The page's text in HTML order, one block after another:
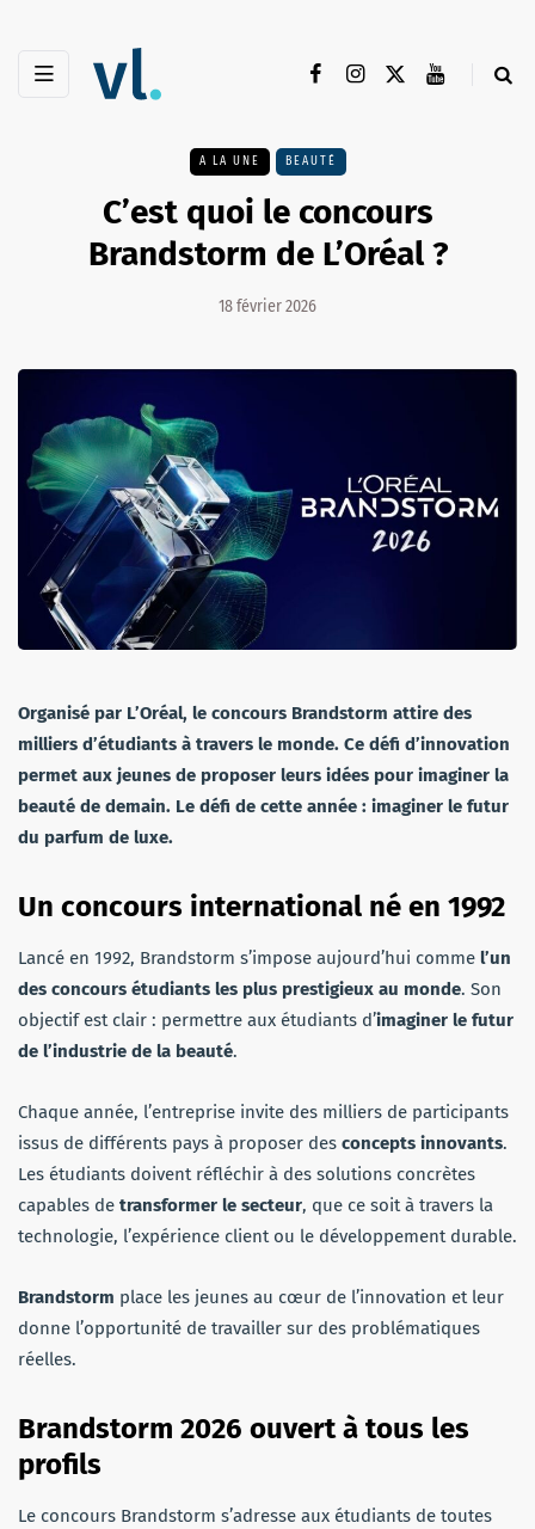
A LA UNE BEAUTÉ
C’est quoi le concours
Brandstorm de L’Oréal ?
18 février 2026
Organisé par L’Oréal, le concours Brandstorm attire des
milliers d’étudiants à travers le monde. Ce défi d’innovation
permet aux jeunes de proposer leurs idées pour imaginer la
beauté de demain. Le défi de cette année : imaginer le futur
du parfum de luxe.
Un concours international né en 1992
Lancé en 1992, Brandstorm s’impose aujourd’hui comme l’un
des concours étudiants les plus prestigieux au monde. Son
objectif est clair : permettre aux étudiants d’imaginer le futur
de l’industrie de la beauté.
Chaque année, l’entreprise invite des milliers de participants
issus de différents pays à proposer des concepts innovants.
Les étudiants doivent réfléchir à des solutions concrètes
capables de transformer le secteur, que ce soit à travers la
technologie, l’expérience client ou le développement durable.
Brandstorm place les jeunes au cœur de l’innovation et leur
donne l’opportunité de travailler sur des problématiques
réelles.
Brandstorm 2026 ouvert à tous les
profils
Le concours Brandstorm s’adresse aux étudiants de toutes